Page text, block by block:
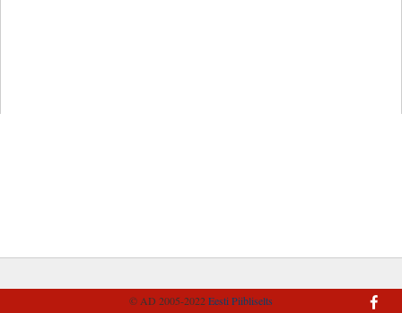
© AD 2005-2022Eesti Piibliselts